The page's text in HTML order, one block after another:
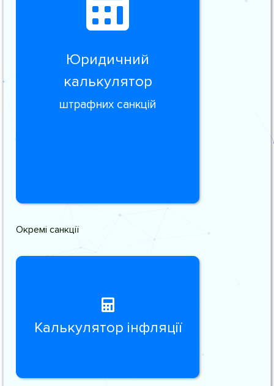
Юридичний
калькулятор
штрафних санкцій
Окремі санкції
Калькулятор інфляції